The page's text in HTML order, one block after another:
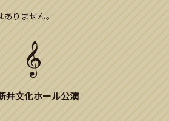
りません。
井文化ホール公演